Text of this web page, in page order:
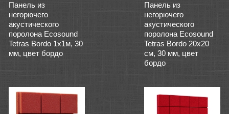
Панель из
негорючего
акустического
поролона Ecosound
Tetras Bordo 1х1м, 30
мм, цвет бордо
Панель из
негорючего
акустического
поролона Ecosound
Tetras Bordo 20х20
см, 30 мм, цвет
бордо